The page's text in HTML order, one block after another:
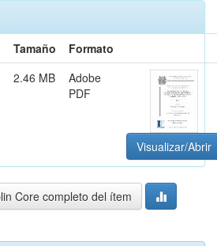
Tamaño
Formato
2.46 MB
Adobe
PDF
Visualizar/Abrir
Core completo del ítem